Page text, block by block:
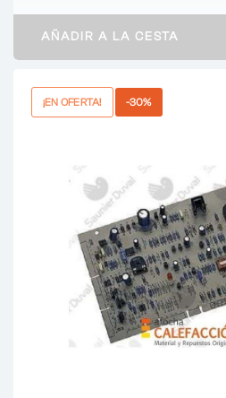
AÑADIR A LA CESTA
¡EN OFERTA! -30%